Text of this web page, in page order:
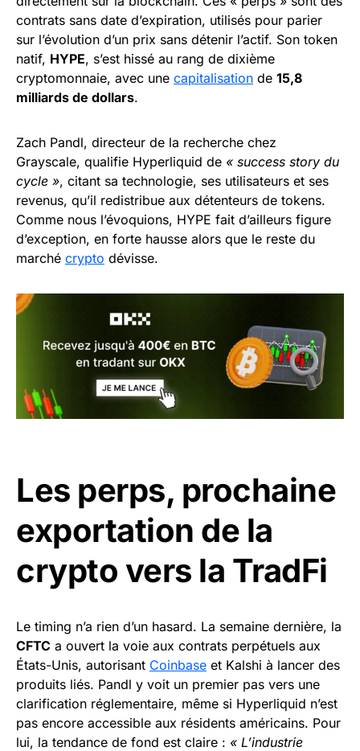
contrats sans date d’expiration, utilisés pour parier
sur l’évolution d’un prix sans détenir l’actif. Son token
natif, HYPE, s’est hissé au rang de dixième
cryptomonnaie, avec une capitalisation de 15,8
milliards de dollars.
Zach Pandl, directeur de la recherche chez
Grayscale, qualifie Hyperliquid de « success story du
cycle », citant sa technologie, ses utilisateurs et ses
revenus, qu’il redistribue aux détenteurs de tokens.
Comme nous l’évoquions, HYPE fait d’ailleurs figure
d’exception, en forte hausse alors que le reste du
marché crypto dévisse.
Les perps, prochaine
exportation de la
crypto vers la TradFi
Le timing n’a rien d’un hasard. La semaine dernière, la
CFTC a ouvert la voie aux contrats perpétuels aux
États-Unis, autorisant Coinbase et Kalshi à lancer des
produits liés. Pandl y voit un premier pas vers une
clarification réglementaire, même si Hyperliquid n’est
pas encore accessible aux résidents américains. Pour
lui, la tendance de fond est claire : « L’industrie